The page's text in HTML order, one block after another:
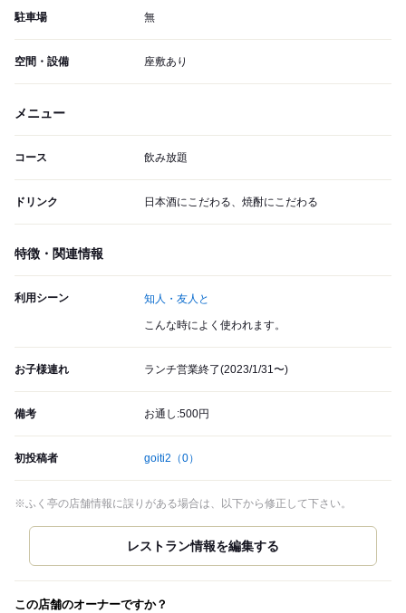
駐車場 無
空間・設備 座敷あり
メニュー
コース 飲み放題
ドリンク 日本酒にこだわる、焼酎にこだわる
特徴・関連情報
利用シーン 知人・友人と
こんな時によく使われます。
お子様連れ ランチ営業終了(2023/1/31〜)
備考 お通し:500円
初投稿者 goiti2 （0）
※ふく亭の店舗情報に誤りがある場合は、以下から修正して下さい。
この店舗のオーナーですか？